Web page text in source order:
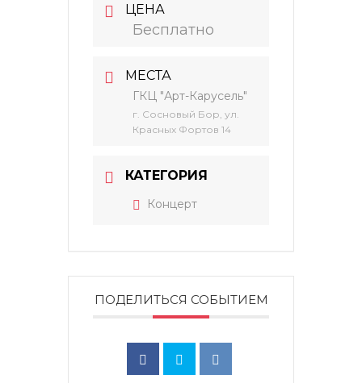
ЦЕНА
Бесплатно
МЕСТА
ГКЦ "Арт-Карусель"
г. Сосновый Бор, ул.
Красных Фортов 14
КАТЕГОРИЯ
Концерт
ПОДЕЛИТЬСЯ СОБЫТИЕМ